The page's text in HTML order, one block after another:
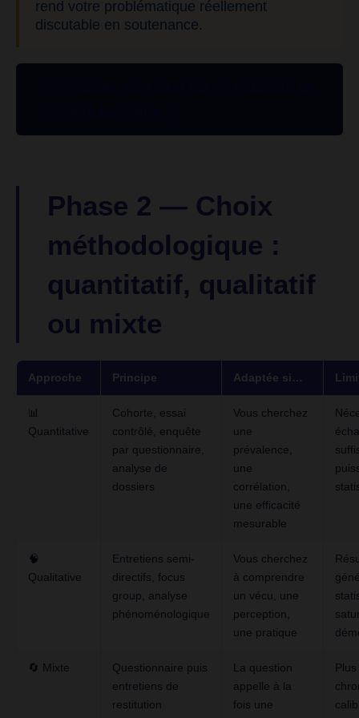
rend votre problématique réellement
discutable en soutenance.
Phase 2 — Choix
méthodologique :
quantitatif, qualitatif
ou mixte
Approche Principe Adaptée si…
📊
Quantitative
Cohorte, essai
contrôlé, enquête
par questionnaire,
analyse de
dossiers
Vous cherchez
une
prévalence,
une
corrélation,
une efficacité
mesurable
🧠
Qualitative
Entretiens semi-
directifs, focus
group, analyse
phénoménologique
Vous cherchez
à comprendre
un vécu, une
perception,
une pratique
🔄 Mixte
Questionnaire puis
entretiens de
restitution
La question
appelle à la
fois une
Plus